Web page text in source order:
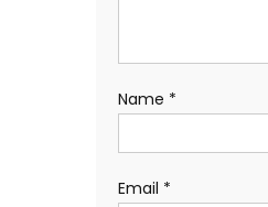
Name *
Email *